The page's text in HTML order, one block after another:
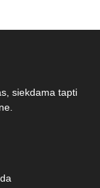
siekdama tapti